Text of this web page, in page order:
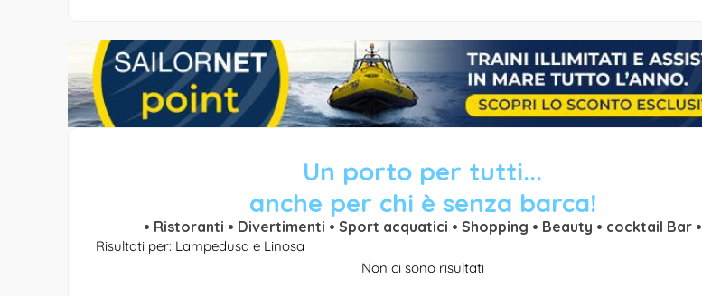
Un porto per tutti...
anche per chi è senza barca!
• Ristoranti • Divertimenti • Sport acquatici • Shopping • Beauty • cocktail Bar •
Risultati per: Lampedusa e Linosa
Non ci sono risultati